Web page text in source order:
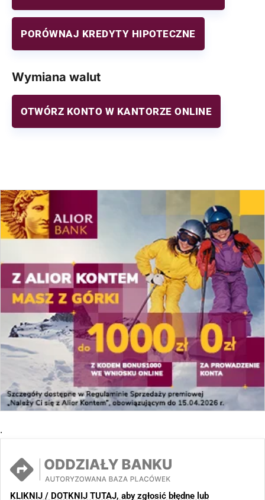
PORÓWNAJ KREDYTY HIPOTECZNE
Wymiana walut
OTWÓRZ KONTO W KANTORZE ONLINE
.
KLIKNIJ / DOTKNIJ TUTAJ, aby zgłosić błędne lub